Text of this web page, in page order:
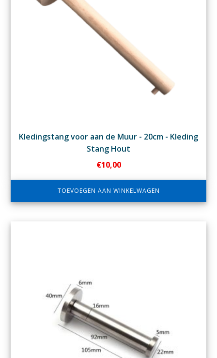
Kledingstang voor aan de Muur - 20cm - Kleding
Stang Hout
€10,00
TOEVOEGEN AAN WINKELWAGEN